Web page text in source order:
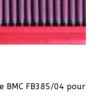
BMC FB385/04 pour